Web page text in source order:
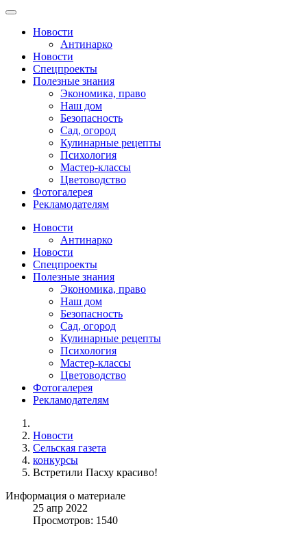
Новости
Антинарко
Новости
Спецпроекты
Полезные знания
Экономика, право
Наш дом
Безопасность
Сад, огород
Кулинарные рецепты
Психология
Мастер-классы
Цветоводство
Фотогалерея
Рекламодателям
Новости
Антинарко
Новости
Спецпроекты
Полезные знания
Экономика, право
Наш дом
Безопасность
Сад, огород
Кулинарные рецепты
Психология
Мастер-классы
Цветоводство
Фотогалерея
Рекламодателям
Новости
Сельская газета
конкурсы
Встретили Пасху красиво!
Информация о материале
25 апр 2022
Просмотров: 1540